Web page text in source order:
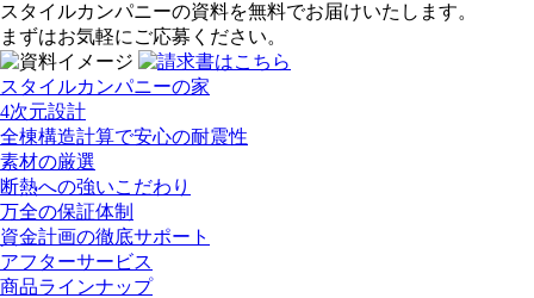
スタイルカンパニーの資料を無料でお届けいたします。
まずはお気軽にご応募ください。
スタイルカンパニーの家
4次元設計
全棟構造計算で安心の耐震性
素材の厳選
断熱への強いこだわり
万全の保証体制
資金計画の徹底サポート
アフターサービス
商品ラインナップ